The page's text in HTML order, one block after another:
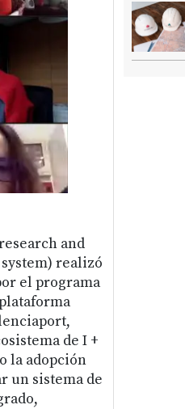
and
realizó
el programa
de I +
la adopción
un sistema de